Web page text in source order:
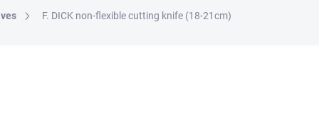
F. DICK non-flexible cutting knife (18-21cm)